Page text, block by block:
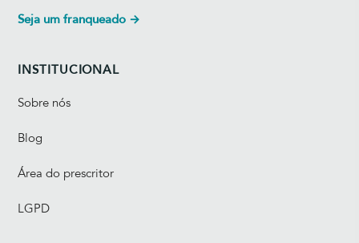
Seja um franqueado →
INSTITUCIONAL
Sobre nós
Blog
Área do prescritor
LGPD